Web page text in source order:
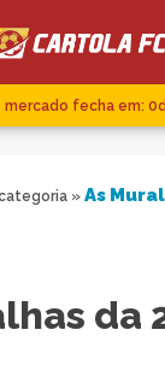
mercado fecha em:
» As
da